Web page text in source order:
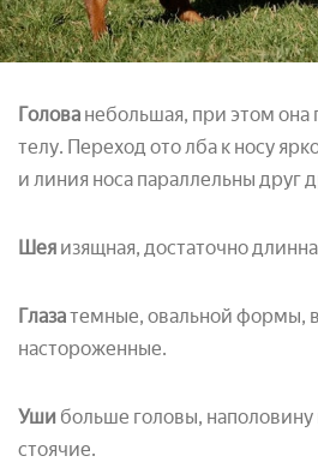
Голова небольшая, при этом она
телу. Переход ото лба к носу
и линия носа параллельны друг
Шея изящная, достаточно
Глазатемные, овальной формы,
настороженные.
Уши больше головы,
стоячие.